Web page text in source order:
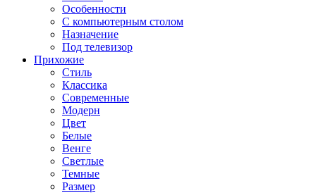
Особенности
С компьютерным столом
Назначение
Под телевизор
Прихожие
Стиль
Классика
Современные
Модерн
Цвет
Белые
Венге
Светлые
Темные
Размер